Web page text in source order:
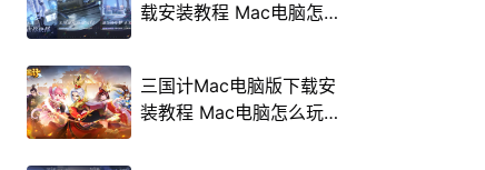
载安装教程 Mac电脑怎
三国计Mac电脑版下载安
装教程 Mac电脑怎么玩